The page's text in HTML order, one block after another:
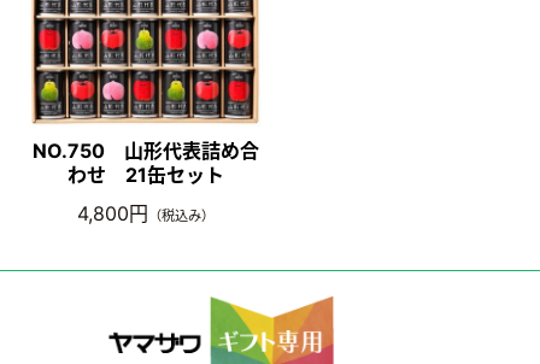
NO.750 山形代表詰め合
わせ 21缶セット
4,800円 （税込み）